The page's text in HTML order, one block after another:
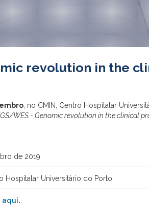
revolution in the
, no CMIN, Centro Hospitalar
WES - Genomic revolution in the clinical
de 2019
Hospitalar Universitário do Porto
aqui.